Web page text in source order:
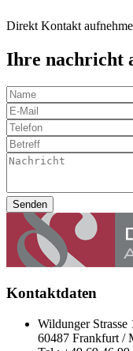
Direkt Kontakt
Ihre nachricht
Senden
Kontaktdaten
Wildunger Strasse
60487 Frankfurt /